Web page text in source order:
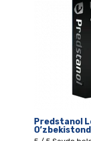
Predstanol